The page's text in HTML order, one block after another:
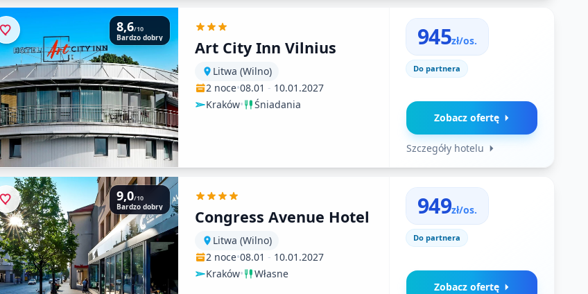
8,6/10
Bardzo dobry Art City Inn Vilnius
Litwa (Wilno)
2 noce•08.01 - 10.01.2027
Kraków• Śniadania
945zł/os.
Do partnera
Zobacz ofertę
Szczegóły hotelu
9,0/10
Bardzo dobry Congress Avenue Hotel
Litwa (Wilno)
2 noce•08.01 - 10.01.2027
Kraków• Własne
949zł/os.
Do partnera
Zobacz ofertę